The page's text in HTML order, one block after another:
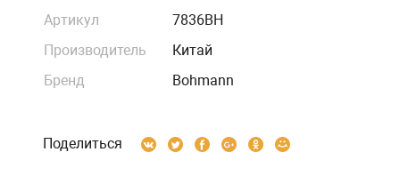
Артикул
7836BH
Производитель
Китай
Бренд
Bohmann
Поделиться